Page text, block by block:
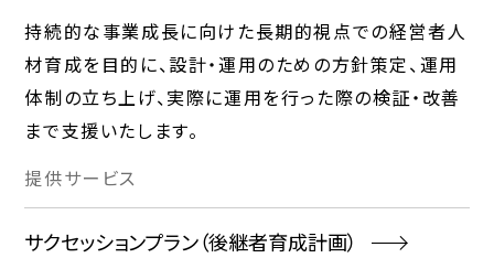
持続的な事業成長に向けた長期的視点での経営者人
材育成を目的に、設計・運用のための方針策定、運用
体制の立ち上げ、実際に運用を行った際の検証・改善
まで支援いたします。
提供サービス
サクセッションプラン（後継者育成計画）